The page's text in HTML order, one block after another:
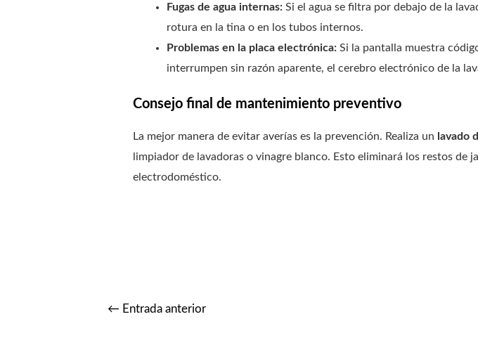
Fugas de agua internas:Si el agua se filtra por debajo de la
rotura en la tina o en los tubos internos.
Problemas en la placa electrónica:Si la pantalla muestra
interrumpen sin razón aparente, el cerebro electrónico de la
Consejo final de mantenimiento preventivo
La mejor manera de evitar averías es la prevención. Realiza un lavado
limpiador de lavadoras o vinagre blanco. Esto eliminará los restos
electrodoméstico.
← Entrada anterior